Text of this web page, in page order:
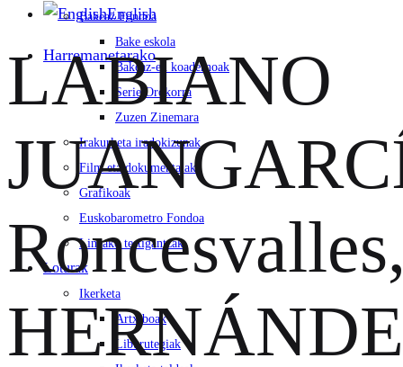
English
Harremanetarako
Bakeaz Fondoa
Bake eskola
Bakeaz-en koadernoak
Serie Orokorra
Zuzen Zinemara
Irakurketa iradokizunak
Film eta dokumentalak
Grafikoak
Euskobarometro Fondoa
Lineako testigantzak
Loturak
Ikerketa
Artxiboak
Liburutegiak
LABIANO